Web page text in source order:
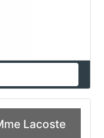
Lacoste